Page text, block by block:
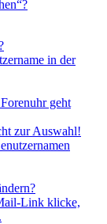
in der
geht
zur Auswahl!
Link klicke,